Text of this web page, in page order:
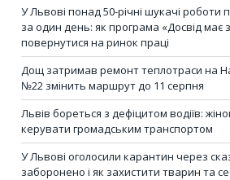
У Львові понад 50-річні шукачі роботи
за один день: як програма «Досвід має
повернутися на ринок праці
Дощ затримав ремонт теплотраси на
№22 змінить маршрут до 11 серпня
Львів бореться з дефіцитом водіїв:
керувати громадським транспортом
У Львові оголосили карантин через
заборонено і як захистити тварин та